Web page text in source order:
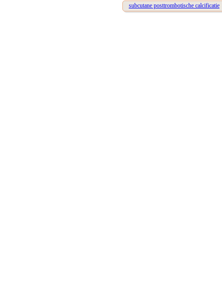
subcutane posttrombotische calcificatie